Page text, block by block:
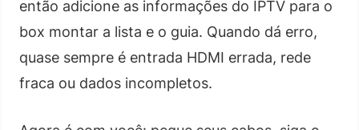
então adicione as informações do IPTV para o
box montar a lista e o guia. Quando dá erro,
quase sempre é entrada HDMI errada, rede
fraca ou dados incompletos.